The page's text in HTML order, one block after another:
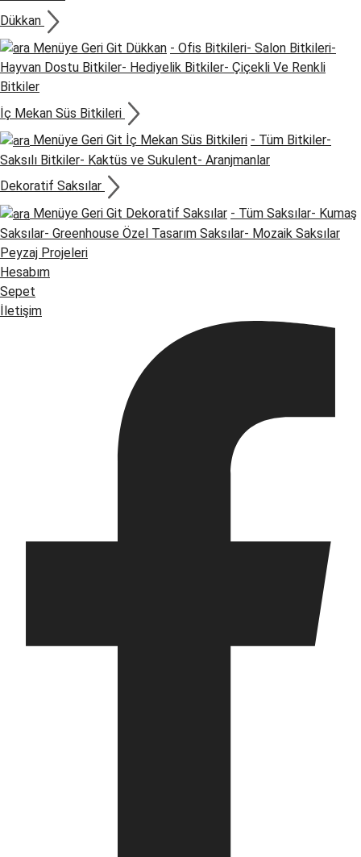
Dükkan
Menüye Geri Git Dükkan - Ofis Bitkileri- Salon Bitkileri-
Hayvan Dostu Bitkiler- Hediyelik Bitkiler- Çiçekli Ve Renkli
Bitkiler
İç Mekan Süs Bitkileri
Menüye Geri Git İç Mekan Süs Bitkileri - Tüm Bitkiler-
Saksılı Bitkiler- Kaktüs ve Sukulent- Aranjmanlar
Dekoratif Saksılar
Menüye Geri Git Dekoratif Saksılar - Tüm Saksılar- Kumaş
Saksılar- Greenhouse Özel Tasarım Saksılar- Mozaik Saksılar
Peyzaj Projeleri
Hesabım
Sepet
İletişim